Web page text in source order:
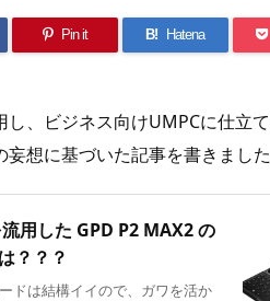
Pin it B! Hatena
し、ビジネス向けUMPCに仕立
想に基づいた記事を書きました
用した GPD P2 MAX2 の
？？？
ドは結構イイので、ガワを活か